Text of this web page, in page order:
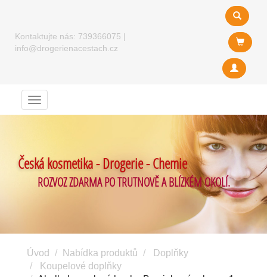
Kontaktujte nás: 739366075 |
info@drogerienacestach.cz
Menu
Česká kosmetika - Drogerie - Chemie
ROZVOZ ZDARMA PO TRUTNOVĚ A BLÍZKÉM OKOLÍ.
Úvod Nabídka produktů
Doplňky
Koupelové doplňky